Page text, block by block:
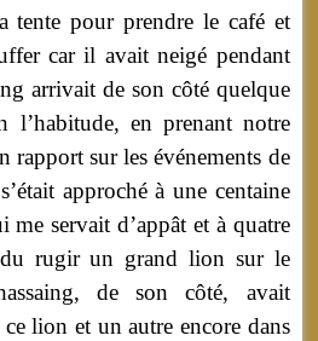
tente pour prendre le café et
car il avait neigé pendant
arrivait de son côté quelque
l’habitude, en prenant notre
rapport sur les événements de
approché à une centaine
servait d’appât et à quatre
rugir un grand lion sur le
de son côté, avait
lion et un autre encore dans